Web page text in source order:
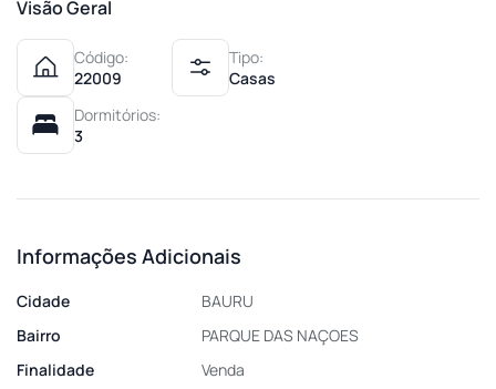
Visão Geral
Código:
22009
Tipo:
Casas
Dormitórios:
3
Informações Adicionais
Cidade
BAURU
Bairro
PARQUE DAS NAÇOES
Finalidade
Venda